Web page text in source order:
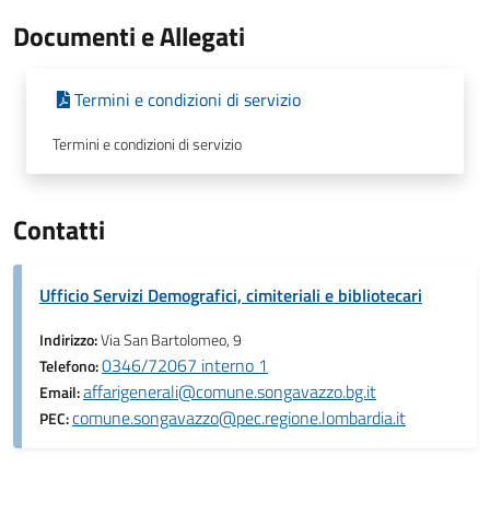
Documenti e Allegati
Termini e condizioni di servizio
Termini e condizioni di servizio
Contatti
Ufficio Servizi Demografici, cimiteriali e bibliotecari
Indirizzo:Via San Bartolomeo, 9
Telefono:0346/72067 interno 1
Email:affarigenerali@comune.songavazzo.bg.it
PEC:comune.songavazzo@pec.regione.lombardia.it